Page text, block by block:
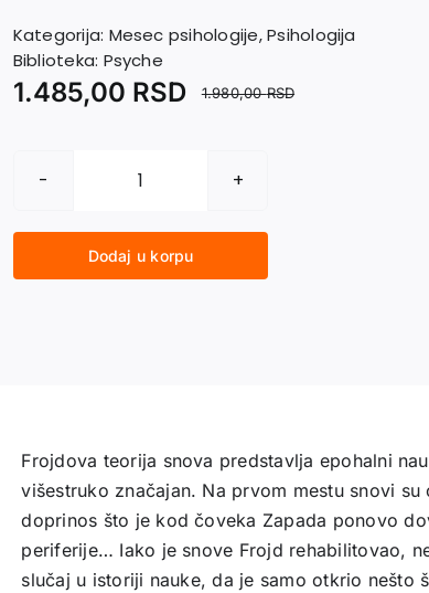
Kategorija: Mesec psihologije,Psihologija
Biblioteka: Psyche
1.980,00RSD
1.485,00 RSD
TUMAČENJE
količina
Dodaj u korpu
Frojdova teorija snova predstavlja epohalni
višestruko značajan. Na prvom mestu snovi
doprinos što je kod čoveka Zapada ponovo
periferije… Iako je snove Frojd rehabilitovao,
slučaj u istoriji nauke, da je samo otkrio nešto